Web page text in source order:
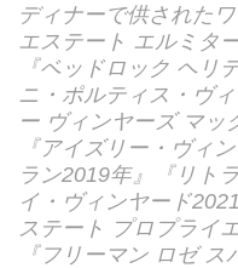
ディナーで供された
エステート エルミタ
『ベッドロック ヘリ
ニ・ポルティス・ヴ
ー ヴィンヤーズ マッ
『アイズリー・ヴィ
ラン2019年』『リト
イ・ヴィンヤード
ステート プロプライ
『フリーマン ロゼ ス